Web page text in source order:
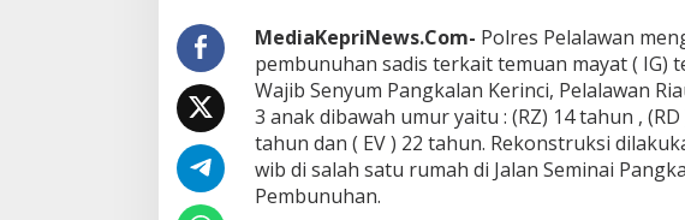
u
n
u
h
a
n
S
d
MediaKepriNews.Com- Polres Pelalawan
pembunuhan sadis terkait temuan mayat ( IG)
Wajib Senyum Pangkalan Kerinci, Pelalawan
3 anak dibawah umur yaitu : (RZ) 14 tahun ,
tahun dan ( EV ) 22 tahun. Rekonstruksi
wib di salah satu rumah di Jalan Seminai
Pembunuhan.